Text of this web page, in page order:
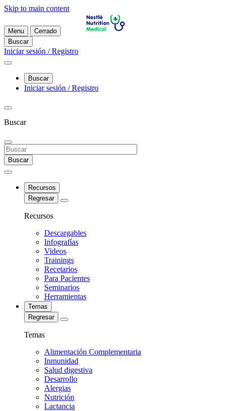
Skip to main content
Menu
Cerrado
Buscar
Iniciar sesión / Registro
Buscar
Iniciar sesión / Registro
Buscar
Buscar
Recursos
Regresar
Recursos
Descargables
Infografías
Videos
Trainings
Recetarios
Para Pacientes
Seminarios
Herramientas
Temas
Regresar
Temas
Alimentación Complementaria
Inmunidad
Salud digestiva
Desarrollo
Alergias
Nutrición
Lactancia